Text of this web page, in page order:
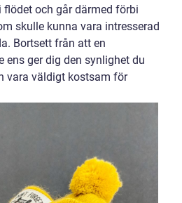
och går därmed förbi
skulle kunna vara intresserad
Bortsett från att en
ens ger dig den synlighet du
vara väldigt kostsam för